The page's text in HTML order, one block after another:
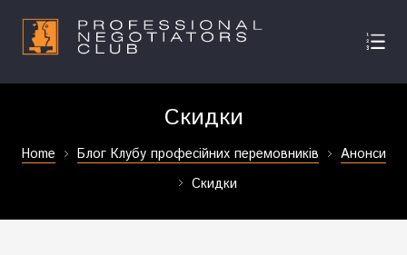
Скидки
Home Блог Клубу професійних перемовників
Анонси
Скидки